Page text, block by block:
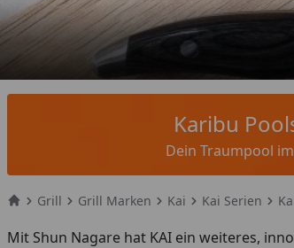
Karibu
Dein Traumpool
Grill Grill Marken Kai Kai Serien
Mit Shun Nagare hat KAI ein weiteres,